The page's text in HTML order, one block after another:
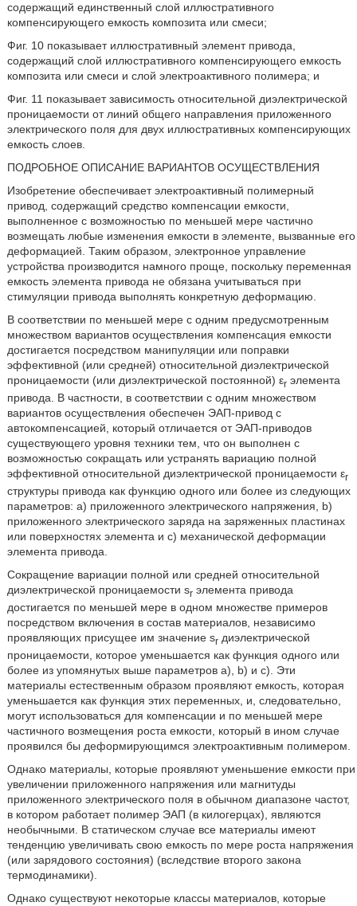
содержащий единственный слой иллюстративного
компенсирующего емкость композита или смеси;
Фиг. 10 показывает иллюстративный элемент привода,
содержащий слой иллюстративного компенсирующего емкость
композита или смеси и слой электроактивного полимера; и
Фиг. 11 показывает зависимость относительной диэлектрической
проницаемости от линий общего направления приложенного
электрического поля для двух иллюстративных компенсирующих
емкость слоев.
ПОДРОБНОЕ ОПИСАНИЕ ВАРИАНТОВ ОСУЩЕСТВЛЕНИЯ
Изобретение обеспечивает электроактивный полимерный
привод, содержащий средство компенсации емкости,
выполненное с возможностью по меньшей мере частично
возмещать любые изменения емкости в элементе, вызванные его
деформацией. Таким образом, электронное управление
устройства производится намного проще, поскольку переменная
емкость элемента привода не обязана учитываться при
стимуляции привода выполнять конкретную деформацию.
В соответствии по меньшей мере с одним предусмотренным
множеством вариантов осуществления компенсация емкости
достигается посредством манипуляции или поправки
эффективной (или средней) относительной диэлектрической
проницаемости (или диэлектрической постоянной) εrэлемента
привода. В частности, в соответствии с одним множеством
вариантов осуществления обеспечен ЭАП-привод с
автокомпенсацией, который отличается от ЭАП-приводов
существующего уровня техники тем, что он выполнен с
возможностью сокращать или устранять вариацию полной
эффективной относительной диэлектрической проницаемости εr
структуры привода как функцию одного или более из следующих
параметров: а) приложенного электрического напряжения, b)
приложенного электрического заряда на заряженных пластинах
или поверхностях элемента и с) механической деформации
элемента привода.
Сокращение вариации полной или средней относительной
диэлектрической проницаемости srэлемента привода
достигается по меньшей мере в одном множестве примеров
посредством включения в состав материалов, независимо
проявляющих присущее им значение srдиэлектрической
проницаемости, которое уменьшается как функция одного или
более из упомянутых выше параметров а), b) и с). Эти
материалы естественным образом проявляют емкость, которая
уменьшается как функция этих переменных, и, следовательно,
могут использоваться для компенсации и по меньшей мере
частичного возмещения роста емкости, который в ином случае
проявился бы деформирующимся электроактивным полимером.
Однако материалы, которые проявляют уменьшение емкости при
увеличении приложенного напряжения или магнитуды
приложенного электрического поля в обычном диапазоне частот,
в котором работает полимер ЭАП (в килогерцах), являются
необычными. В статическом случае все материалы имеют
тенденцию увеличивать свою емкость по мере роста напряжения
(или зарядового состояния) (вследствие второго закона
термодинамики).
Однако существуют некоторые классы материалов, которые